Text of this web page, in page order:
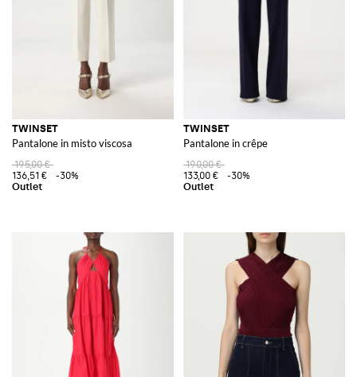
TWINSET
Pantalone in misto viscosa
195,00 €
136,51 €
-30%
TWINSET
Pantalone in crêpe
190,00 €
133,00 €
-30%